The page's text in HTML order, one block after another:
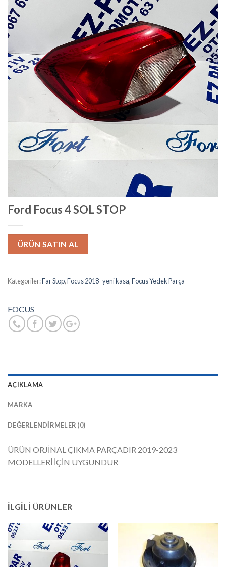
Ford Focus 4 SOL STOP
ÜRÜN SATIN AL
Kategoriler:Far Stop,Focus 2018- yeni kasa,Focus Yedek Parça
FOCUS
AÇIKLAMA
MARKA
DEĞERLENDIRMELER (0)
ÜRÜN ORJİNAL ÇIKMA PARÇADIR 2019-2023
MODELLERİ İÇİN UYGUNDUR
İLGILI ÜRÜNLER